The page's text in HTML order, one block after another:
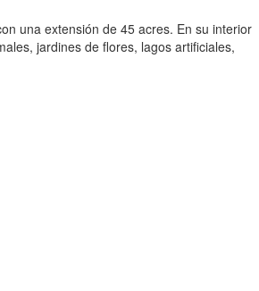
una extensión de 45 acres. En su interior
jardines de flores, lagos artificiales,